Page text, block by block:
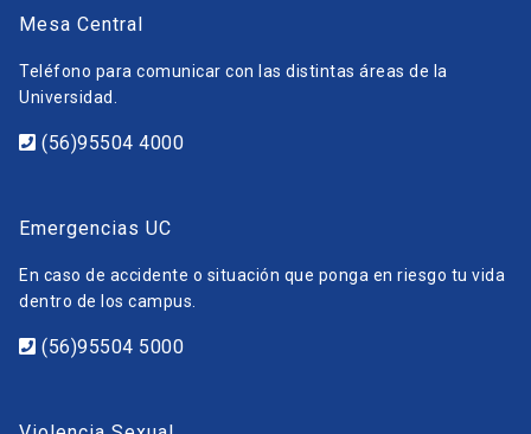
Mesa Central
Teléfono para comunicar con las distintas áreas de la
Universidad.
(56)95504 4000
Emergencias UC
En caso de accidente o situación que ponga en riesgo tu vida
dentro de los campus.
(56)95504 5000